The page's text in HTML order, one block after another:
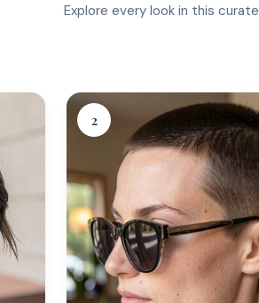
Explore every look in this
2